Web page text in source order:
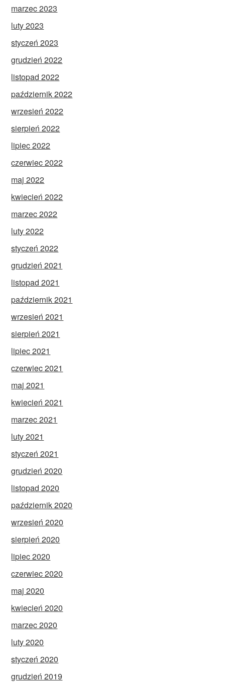
marzec 2023
luty 2023
styczeń 2023
grudzień 2022
listopad 2022
październik 2022
wrzesień 2022
sierpień 2022
lipiec 2022
czerwiec 2022
maj 2022
kwiecień 2022
marzec 2022
luty 2022
styczeń 2022
grudzień 2021
listopad 2021
październik 2021
wrzesień 2021
sierpień 2021
lipiec 2021
czerwiec 2021
maj 2021
kwiecień 2021
marzec 2021
luty 2021
styczeń 2021
grudzień 2020
listopad 2020
październik 2020
wrzesień 2020
sierpień 2020
lipiec 2020
czerwiec 2020
maj 2020
kwiecień 2020
marzec 2020
luty 2020
styczeń 2020
grudzień 2019